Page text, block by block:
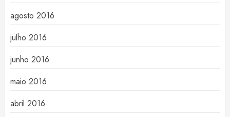
agosto 2016
julho 2016
junho 2016
maio 2016
abril 2016